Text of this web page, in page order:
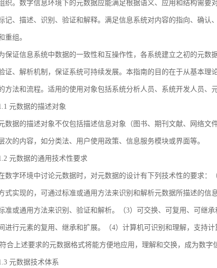
织。数字信息环境下的元数据应能满足根据语义、应用和结构需
记、描述、识别、验证和解释。满足信息系统对内容的指向、确认
重组。
保证信息系统中数据的一致性和互操作性，各系统建立之初的元
证、解析机制，保证系统可持续发展。本指南的目的在于从基本
方法和流程。适用的使用对象包括系统分析人员、系统开发人员、
元数据的描述对象
数据的描述对象不仅包括描述信息对象（图书、期刊文献、网络
次的内容，如分类法、用户使用政策、信息服务模块或界面等。
元数据的通用技术性要求
数字环境中讨论元数据时，对元数据的设计有下列技术性的要求：
式实现的，可通过标准或通用方法来识别和解析元数据所描述的信
准或通用方法来识别、验证和解析。（3）可交换、可复用、可继
进行元素的复用、继承和扩展。（4）计算机可识别和理解，支持
合上述要求的元数据格式将能方便地应用，理解和交换，成为数字
元数据技术体系